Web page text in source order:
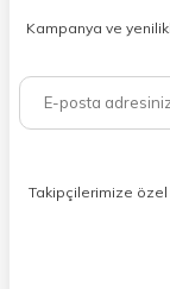
buluşturuyoruz.
ihtiyacınız olan her
%100 orijinal
vücudunuzu
minerallere kadar
sunuyoruz.
buluşturuyor ve
Sağlık, güzellik ve iyi
Kampanya ve
Takipçilerimize